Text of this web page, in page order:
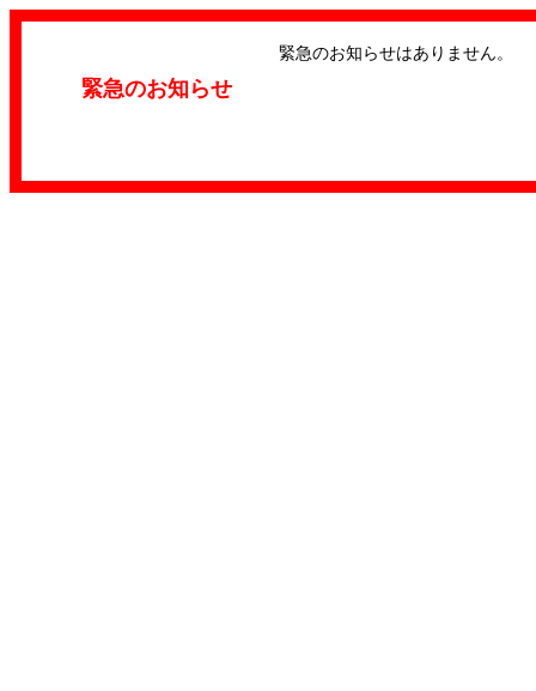
緊急のお知らせ
緊急のお知らせはありません。